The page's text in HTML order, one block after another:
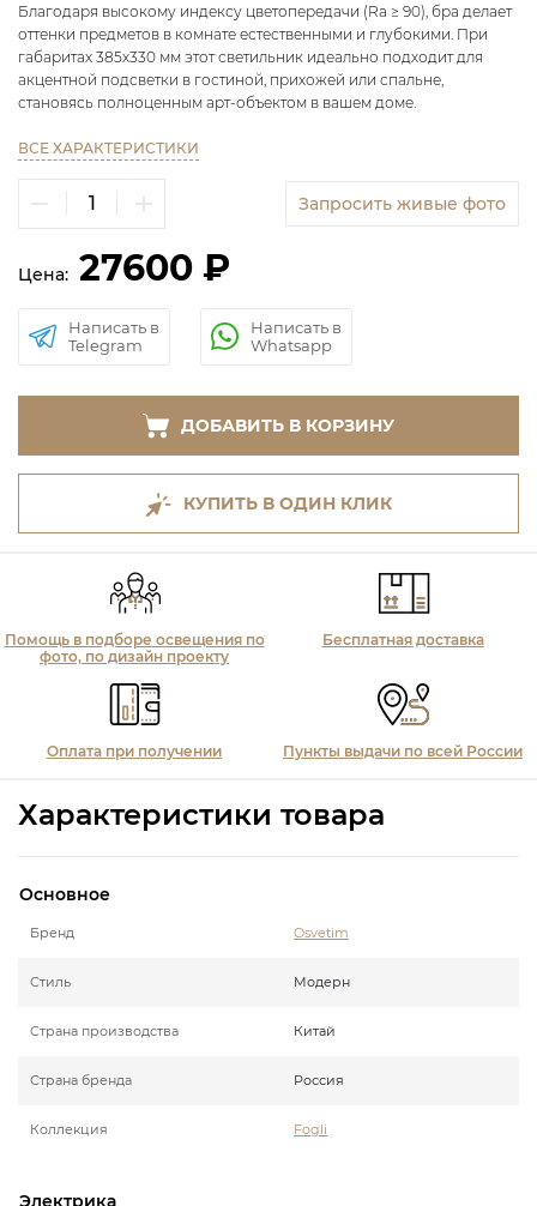
Благодаря высокому индексу цветопередачи (Ra ≥ 90), бра делает
оттенки предметов в комнате естественными и глубокими. При
габаритах 385x330 мм этот светильник идеально подходит для
акцентной подсветки в гостиной, прихожей или спальне,
становясь полноценным арт-объектом в вашем доме.
ВСЕ ХАРАКТЕРИСТИКИ
Запросить живые фото
Цена: 27600 ₽
Написать в
Telegram
Написать в
Whatsapp
ДОБАВИТЬ В КОРЗИНУ
КУПИТЬ В ОДИН КЛИК
Помощь в подборе освещения по
фото, по дизайн проекту
Бесплатная доставка
Оплата при получении Пункты выдачи по всей России
Характеристики товара
Основное
Бренд Osvetim
Стиль Модерн
Страна производства Китай
Страна бренда Россия
Коллекция Fogli
Электрика